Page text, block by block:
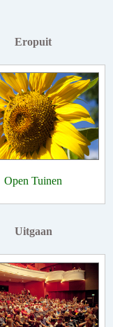
Eropuit
Open Tuinen
Uitgaan